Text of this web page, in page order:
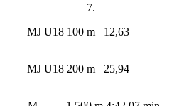
m 7.
U18 100 m 12,63
U18 200 m 25,94